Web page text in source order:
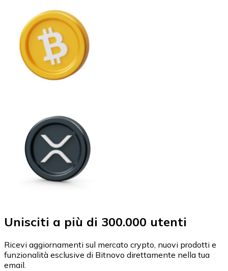
Unisciti a più di 300.000 utenti
Ricevi aggiornamenti sul mercato crypto, nuovi prodotti e
funzionalità esclusive di Bitnovo direttamente nella tua
email.